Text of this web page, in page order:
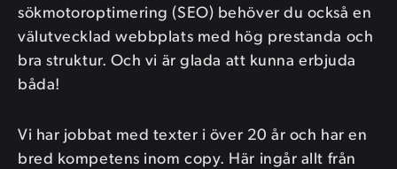
sökmotor­optimering (SEO) behöver du också en
välutvecklad webbplats med hög prestanda och
bra struktur. Och vi är glada att kunna erbjuda
båda!
Vi har jobbat med texter i över 20 år och har en
bred kompetens inom copy. Här ingår allt från